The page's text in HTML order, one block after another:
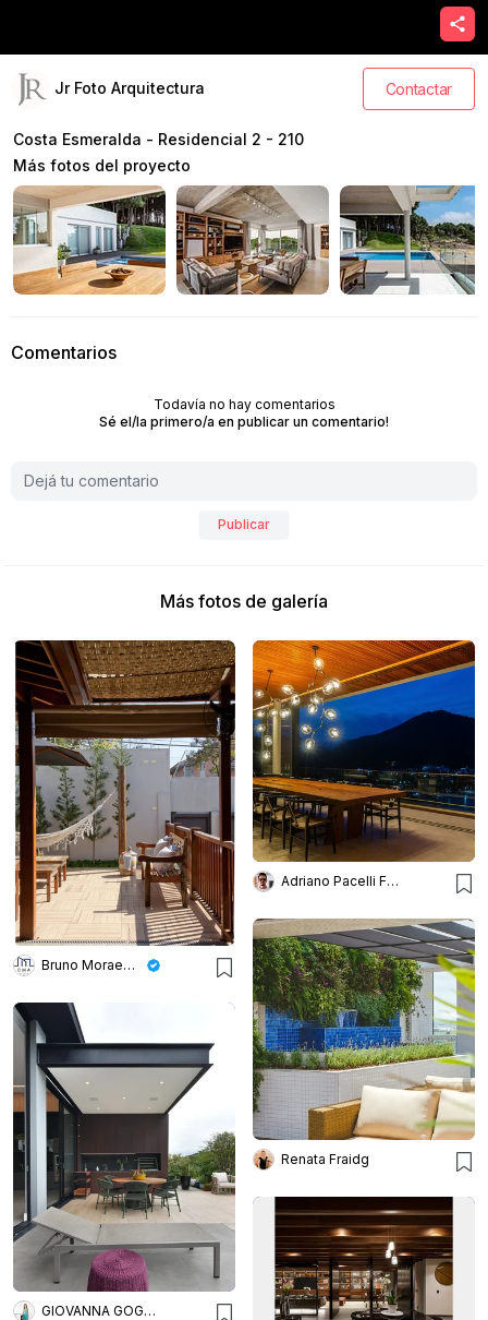
Jr Foto Arquitectura Contactar
Costa Esmeralda - Residencial 2 - 210
Más fotos del proyecto
Comentarios
Todavía no hay comentarios
Sé el/la primero/a en publicar un comentario!
Publicar
Más fotos de galería
Bruno Moraes Arquitetura
Adriano Pacelli Fotografia de Arquitetura
Renata Fraidg
GIOVANNA GOGOSZ ARQUITETURA E DESIGN